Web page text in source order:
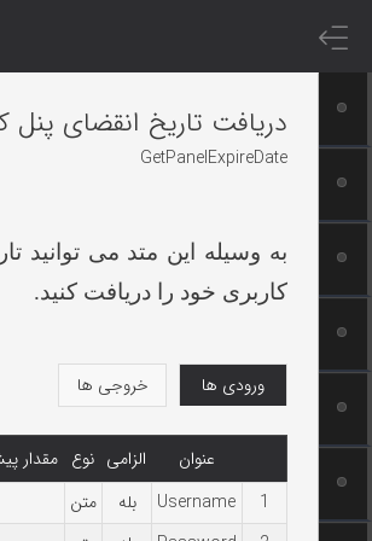
دریافت تاریخ انقضای پنل
GetPanelExpireDate
به وسیله این متد می توانید
کاربری خود را دریافت کنید.
ورودی ها خروجی ها
عنوان الزامی نوع مقدار
1
Username بله
متن